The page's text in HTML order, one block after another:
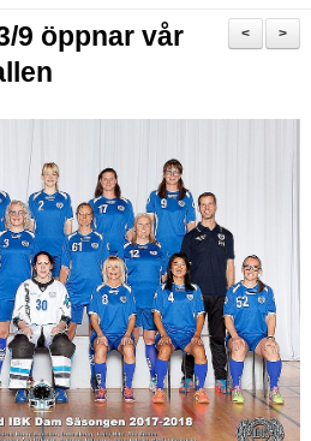
>
<
9 öppnar vår